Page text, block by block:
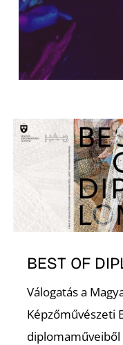
BEST OF
Válogatás a
Képzőművészeti
diplomaműveiből